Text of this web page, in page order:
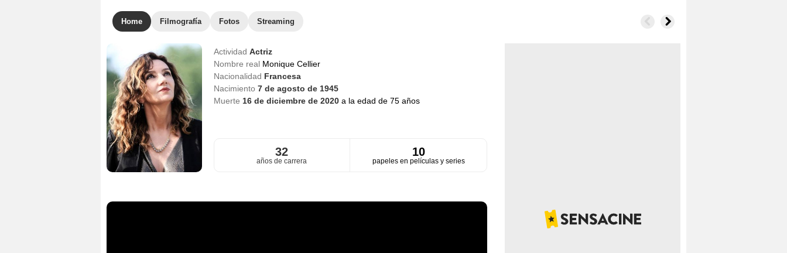
Home Filmografía Fotos Streaming
Actividad Actriz
Nombre real Monique Cellier
Nacionalidad Francesa
Nacimiento 7 de agosto de 1945
Muerte 16 de diciembre de 2020 a la edad de 75 años
32
años de carrera
10
papeles en películas y series